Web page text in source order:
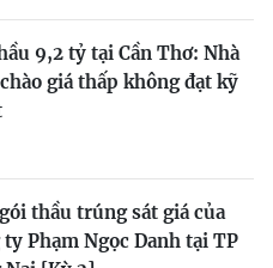
9,2 tỷ tại Cần Thơ: Nhà
giá thấp không đạt kỹ
thầu trúng sát giá của
ty Phạm Ngọc Danh tại TP